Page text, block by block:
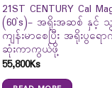
21ST CENTURY Cal
(60`s)- အရိုးအဆစ် နှင့် သွာ
ကျန်းမာစေပြီး အရိုးပွရ
ဆုံးကာကွယ်ဖို့
55,800Ks